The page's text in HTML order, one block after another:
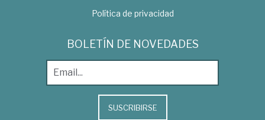
Política de privacidad
BOLETÍN DE NOVEDADES
SUSCRIBIRSE